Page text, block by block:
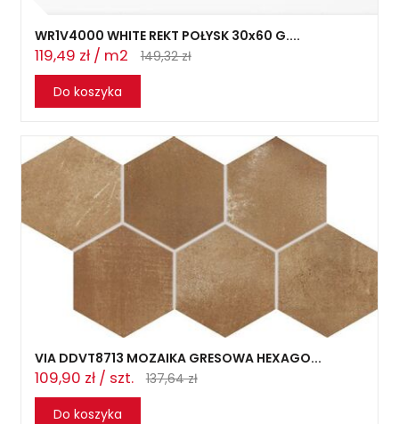
WR1V4000 WHITE REKT POŁYSK 30x60 G....
119,49 zł / m2
149,32 zł
Do koszyka
VIA DDVT8713 MOZAIKA GRESOWA HEXAGO...
109,90 zł / szt.
137,64 zł
Do koszyka